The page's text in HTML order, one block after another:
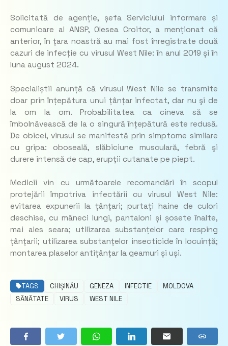
Solicitată de agenție, șefa Serviciului informare și
comunicare al ANSP, Olesea Croitor, a menționat că
anterior, în țara noastră au mai fost înregistrate două
cazuri de infecție cu virusul West Nile: în anul 2019 și în
luna august 2024.
Specialiștii anunță că virusul West Nile se transmite
doar prin înțepătura unui țânțar infectat, dar nu şi de
la om la om. Probabilitatea ca cineva să se
îmbolnăvească de la o singură înțepătură este redusă.
De obicei, virusul se manifestă prin simptome similare
cu gripa: oboseală, slăbiciune musculară, febră şi
durere intensă de cap, erupţii cutanate pe piept.
Medicii vin cu următoarele recomandări în scopul
protejării împotriva infectării cu virusul West Nile:
evitarea expunerii la țânțari; purtați haine de culori
deschise, cu mâneci lungi, pantaloni și șosete înalte,
mai ales seara; utilizarea substanțelor care resping
țânțarii; utilizarea substanțelor insecticide în locuință;
montarea plaselor antițânțar la geamuri și uși.
TAGS CHIȘINĂU GENEZA INFECTIE
MOLDOVA
SĂNĂTATE
VIRUS WEST NILE